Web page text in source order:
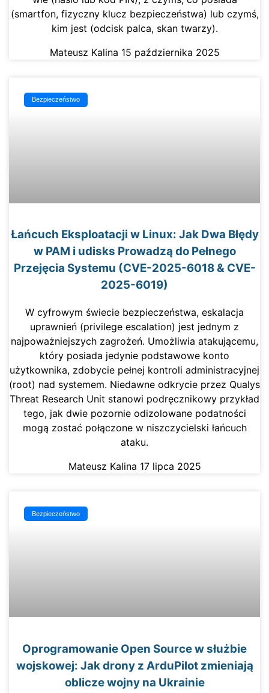
(smartfon, fizyczny klucz bezpieczeństwa) lub czymś,
kim jest (odcisk palca, skan twarzy).
Mateusz Kalina 15 października 2025
Bezpieczeństwo
Łańcuch Eksploatacji w Linux: Jak Dwa Błędy
w PAM i udisks Prowadzą do Pełnego
Przejęcia Systemu (CVE-2025-6018 & CVE-
2025-6019)
W cyfrowym świecie bezpieczeństwa, eskalacja
uprawnień (privilege escalation) jest jednym z
najpoważniejszych zagrożeń. Umożliwia atakującemu,
który posiada jedynie podstawowe konto
użytkownika, zdobycie pełnej kontroli administracyjnej
(root) nad systemem. Niedawne odkrycie przez Qualys
Threat Research Unit stanowi podręcznikowy przykład
tego, jak dwie pozornie odizolowane podatności
mogą zostać połączone w niszczycielski łańcuch
ataku.
Mateusz Kalina 17 lipca 2025
Bezpieczeństwo
Oprogramowanie Open Source w służbie
wojskowej: Jak drony z ArduPilot zmieniają
oblicze wojny na Ukrainie